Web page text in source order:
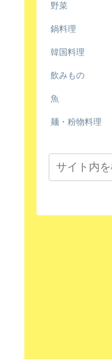
野菜
鍋料理
韓国料理
飲みもの
魚
麺・粉物料理